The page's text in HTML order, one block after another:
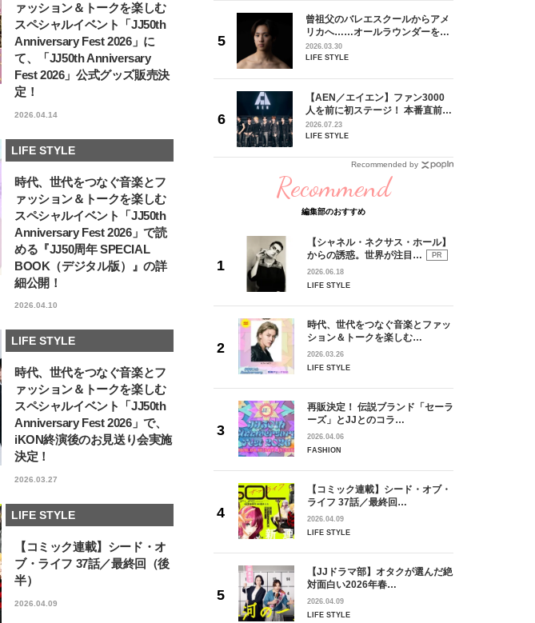
ァッション＆トークを楽しむ
スペシャルイベント「JJ50th
Anniversary Fest 2026」に
て、「JJ50th Anniversary
Fest 2026」公式グッズ販売決
定！
2026.04.14
LIFE STYLE
時代、世代をつなぐ音楽とフ
ァッション＆トークを楽しむ
スペシャルイベント「JJ50th
Anniversary Fest 2026」で読
める『JJ50周年 SPECIAL
BOOK（デジタル版）』の詳
細公開！
2026.04.10
LIFE STYLE
時代、世代をつなぐ音楽とフ
ァッション＆トークを楽しむ
スペシャルイベント「JJ50th
Anniversary Fest 2026」で、
iKON終演後のお見送り会実施
決定！
2026.03.27
LIFE STYLE
【コミック連載】シード・オ
ブ・ライフ 37話／最終回（後
半）
2026.04.09
【AEN／エイエン】ファン3000
人を前に初ステージ！ 本番直前の
独占インタビューで語った思いか
らの、ショーケース完全レポー
ト！
2026.07.23
LIFE STYLE
ん
曾祖父のバレエスクールからアメ
リカへ……オールラウンダーを目
指すダンサーは踊ることが好きす
ぎる【王子様の推しドコロ】
2026.03.30
LIFE STYLE
【AEN／エイエン】ファン3000
人を前に初ステージ！ 本番直前の
独占インタビューで語った思いか
らの、ショーケース完全レポー
2026.07.23
LIFE STYLE
Recommended by
Recommend
編集部のおすすめ
【シャネル・ネクサス・ホール】
からの誘惑。世界が注目…
PR
2026.06.18
LIFE STYLE
時代、世代をつなぐ音楽とファッ
ション＆トークを楽しむ…
2026.03.26
LIFE STYLE
再販決定！ 伝説ブランド「セーラ
ーズ」とJJとのコラ…
2026.04.06
FASHION
【コミック連載】シード・オブ・
ライフ 37話／最終回…
2026.04.09
LIFE STYLE
【JJドラマ部】オタクが選んだ絶
対面白い2026年春…
2026.04.09
LIFE STYLE